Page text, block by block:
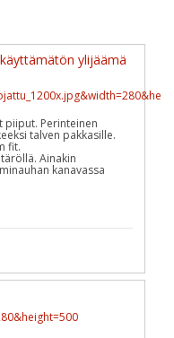
ylijäämä
piiput. Perinteinen
talven pakkasille.
fit.
Ainakin
kanavassa